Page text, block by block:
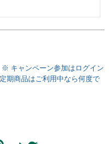
キャンペーン参加はログイン
期商品はご利用中なら何度で